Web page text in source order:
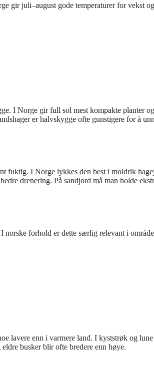
gir juli–august gode temperaturer for vekst
I Norge gir full sol mest kompakte planter
er halvskygge ofte gunstigere for å
fuktig. I Norge lykkes den best i moldrik
drenering. På sandjord må man holde
forhold er dette særlig relevant i
lavere enn i varmere land. I kyststrøk og
busker blir ofte bredere enn høye.